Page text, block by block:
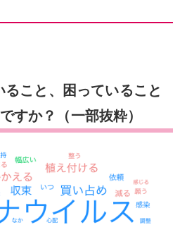
こと、困っていること
すか？（一部抜粋）